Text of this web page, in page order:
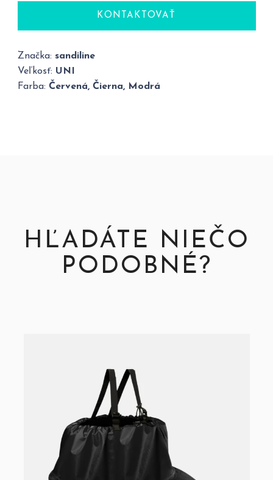
KONTAKTOVAŤ
Značka: sandiline
Veľkosť: UNI
Farba: Červená, Čierna, Modrá
HĽADÁTE NIEČO
PODOBNÉ?